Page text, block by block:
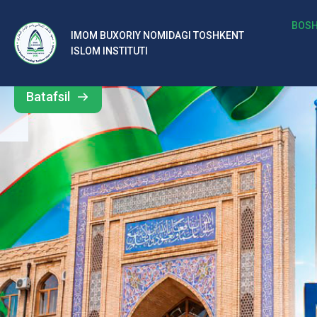
IMOM BUXORIY NOMIDAGI TOSHKENT
ISLOM INSTITUTI
b
al
ar
o‘
rt
a
si
d
Barcha
yangiliklar
Batafsil